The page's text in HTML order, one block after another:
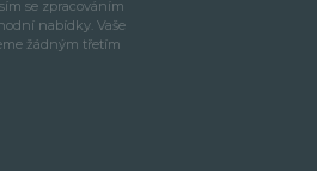
se zpracováním
nabídky. Vaše
žádným třetím